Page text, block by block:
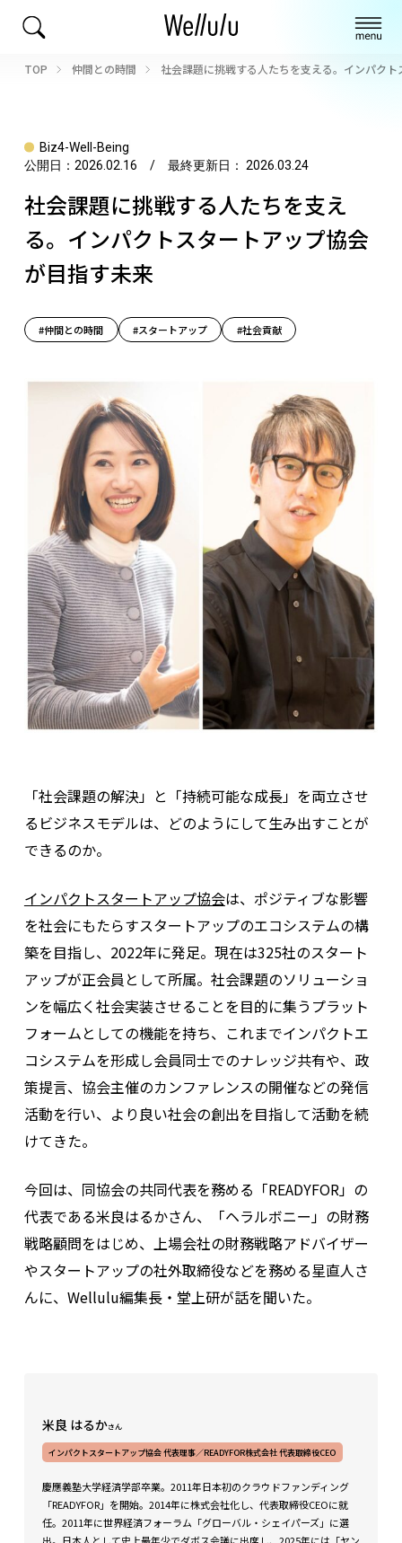
TOP 仲間との時間 社会課題に挑戦する人たちを支える。インパク
Biz4-Well-Being
公開日： 2026.02.16 / 最終更新日： 2026.03.24
社会課題に挑戦する人たちを支え
る。インパクトスタートアップ協会
が目指す未来
#仲間との時間 #スタートアップ #社会貢献
「社会課題の解決」と「持続可能な成長」を両立させ
るビジネスモデルは、どのようにして生み出すことが
できるのか。
インパクトスタートアップ協会は、ポジティブな影響
を社会にもたらすスタートアップのエコシステムの構
築を目指し、2022年に発足。現在は325社のスタート
アップが正会員として所属。社会課題のソリューショ
ンを幅広く社会実装させることを目的に集うプラット
フォームとしての機能を持ち、これまでインパクトエ
コシステムを形成し会員同士でのナレッジ共有や、政
策提言、協会主催のカンファレンスの開催などの発信
活動を行い、より良い社会の創出を目指して活動を続
けてきた。
今回は、同協会の共同代表を務める「READYFOR」の
代表である米良はるかさん、「ヘラルボニー」の財務
戦略顧問をはじめ、上場会社の財務戦略アドバイザー
やスタートアップの社外取締役などを務める星直人さ
んに、Wellulu編集長・堂上研が話を聞いた。
米良 はるかさん
インパクトスタートアップ協会 代表理事／READYFOR株式会社 代表取締役CEO
慶應義塾大学経済学部卒業。2011年日本初のクラウドファンディング
「READYFOR」を開始。2014年に株式会社化し、代表取締役CEOに就
任。2011年に世界経済フォーラム「グローバル・シェイパーズ」に選